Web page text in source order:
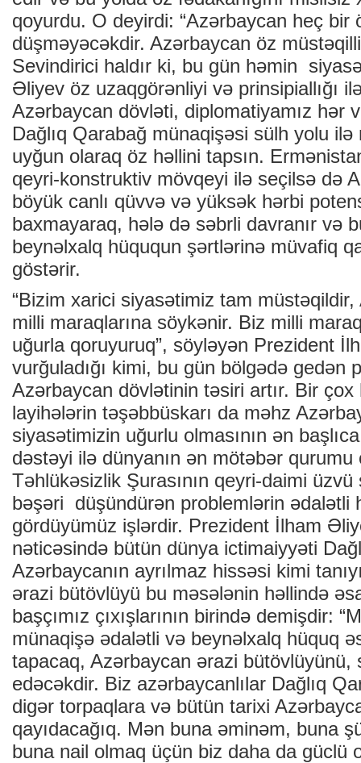
qoyurdu. O deyirdi: “Azərbaycan heç bir
düşməyəcəkdir. Azərbaycan öz
Sevindirici haldır ki, bu gün həmin
Əliyev öz uzaqgörənliyi və prinsipiallığı
Azərbaycan dövləti, diplomatiyamız hər
Dağlıq Qarabağ münaqişəsi sülh yolu ilə
uyğun olaraq öz həllini tapsın.
qeyri-konstruktiv mövqeyi ilə seçilsə də
böyük canlı qüvvə və yüksək hərbi
baxmayaraq, hələ də səbrli davranır və
beynəlxalq hüququn şərtlərinə müvafiq
göstərir.
“Bizim xarici siyasətimiz tam müstəqildir,
milli maraqlarına söykənir. Biz milli
uğurla qoruyuruq”, söyləyən Prezident
vurğuladığı kimi, bu gün bölgədə gedən
Azərbaycan dövlətinin təsiri artır. Bir
layihələrin təşəbbüskarı da məhz
siyasətimizin uğurlu olmasının ən
dəstəyi ilə dünyanın ən mötəbər qurumu
Təhlükəsizlik Şurasının qeyri-daimi
bəşəri düşündürən problemlərin ədalətli
gördüyümüz işlərdir. Prezident İlham
nəticəsində bütün dünya ictimaiyyəti
Azərbaycanın ayrılmaz hissəsi kimi
ərazi bütövlüyü bu məsələnin həllində
başçımız çıxışlarının birində demişdir:
münaqişə ədalətli və beynəlxalq hüquq
tapacaq, Azərbaycan ərazi bütövlüyünü,
edəcəkdir. Biz azərbaycanlılar Dağlıq
digər torpaqlara və bütün tarixi
qayıdacağıq. Mən buna əminəm, buna
buna nail olmaq üçün biz daha da güclü